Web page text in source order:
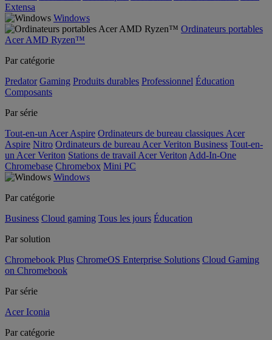
Extensa
Windows
Ordinateurs portables
Acer AMD Ryzen™
Par catégorie
Predator Gaming Produits durables Professionnel Éducation
Composants
Par série
Tout-en-un Acer Aspire Ordinateurs de bureau classiques Acer
Aspire Nitro Ordinateurs de bureau Acer Veriton Business Tout-en-
un Acer Veriton Stations de travail Acer Veriton Add-In-One
Chromebase Chromebox Mini PC
Windows
Par catégorie
Business Cloud gaming Tous les jours Éducation
Par solution
Chromebook Plus ChromeOS Enterprise Solutions Cloud Gaming
on Chromebook
Par série
Acer Iconia
Par catégorie